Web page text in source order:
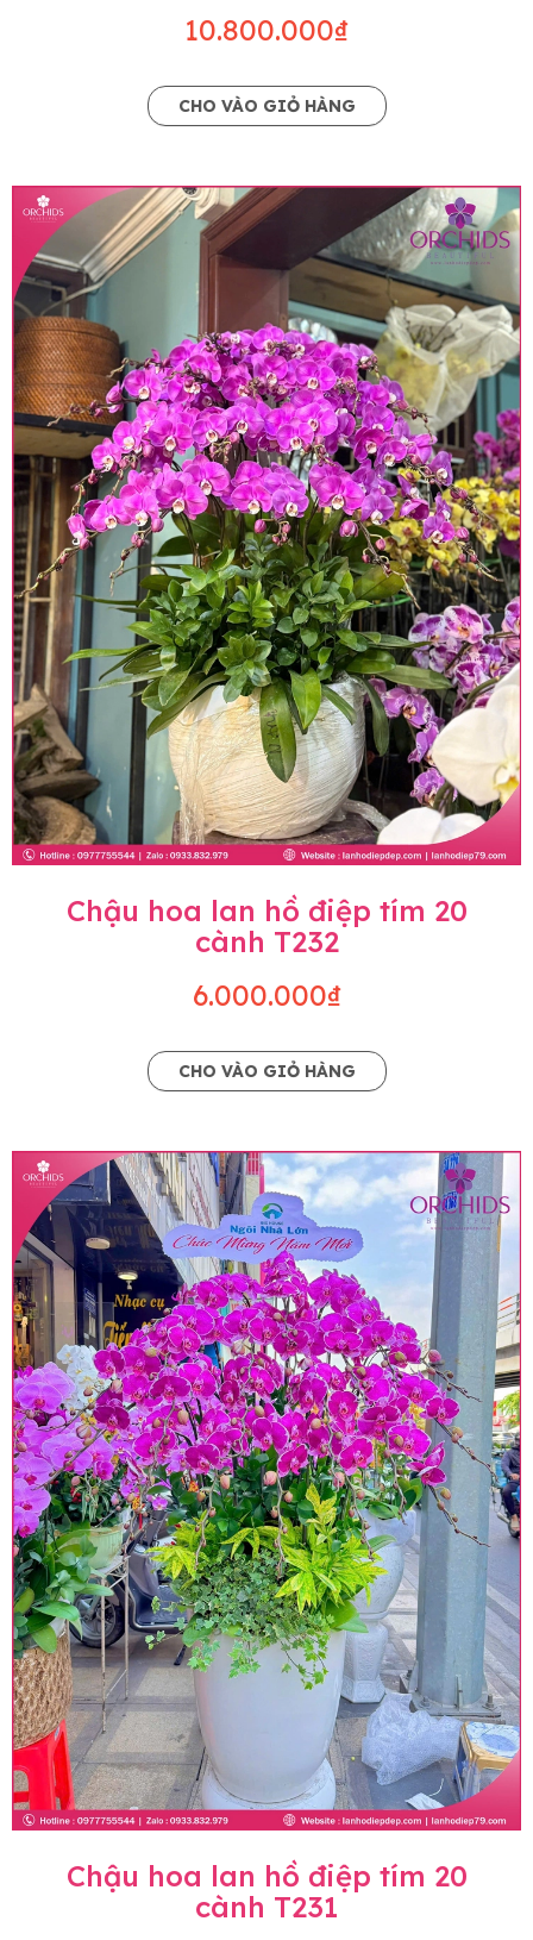
10.800.000₫
CHO VÀO GIỎ HÀNG
Chậu hoa lan hồ điệp tím 20
cành T232
6.000.000₫
CHO VÀO GIỎ HÀNG
Chậu hoa lan hồ điệp tím 20
cành T231